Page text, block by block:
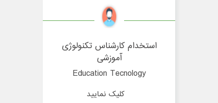
استخدام کارشناس تکنولوژی
آموزشی
Education Tecnology
کلیک نمایید